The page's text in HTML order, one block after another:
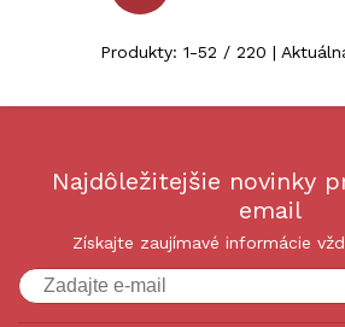
Produkty: 1-52 / 220 |
Najdôležitejšie novinky
email
Získajte zaujímavé informácie